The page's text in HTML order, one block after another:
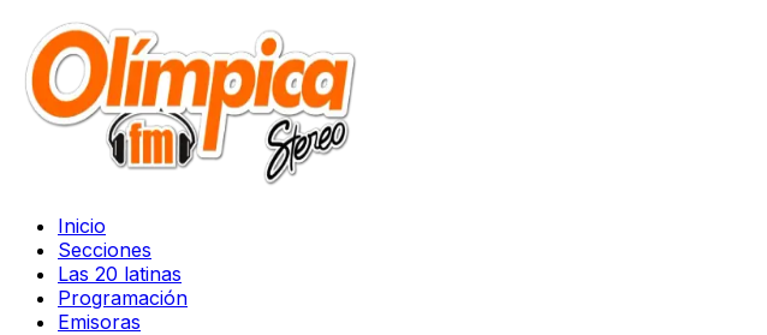
Inicio
Secciones
Las 20 latinas
Programación
Emisoras